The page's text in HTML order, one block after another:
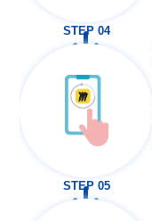
STEP 04
STEP 05